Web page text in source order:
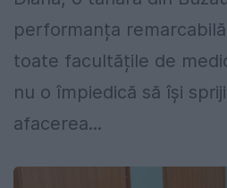
performanța
toate facultățile de
nu o împiedică să își
afacerea...